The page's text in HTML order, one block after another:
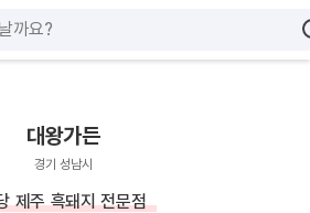
대왕가든
경기 성남시
제주 흑돼지 전문점